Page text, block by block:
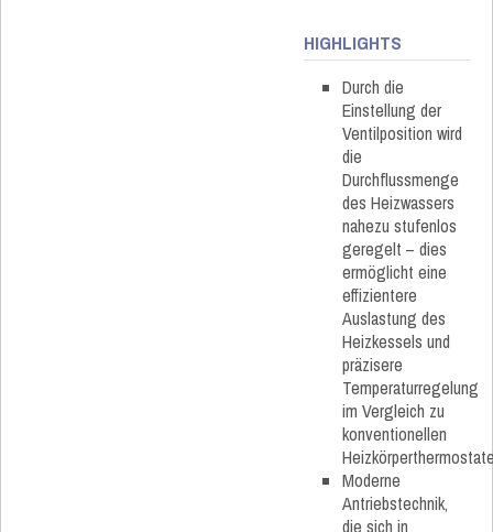
HIGHLIGHTS
Durch die
Einstellung der
Ventilposition wird
die
Durchflussmenge
des Heizwassers
nahezu stufenlos
geregelt – dies
ermöglicht eine
effizientere
Auslastung des
Heizkessels und
präzisere
Temperaturregelung
im Vergleich zu
konventionellen
Moderne
Antriebstechnik,
die sich in